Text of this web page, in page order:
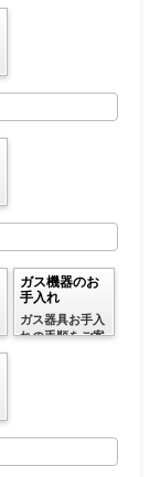
ガス機器のお
手入れ
ガス器具お手入
れの手順をご案